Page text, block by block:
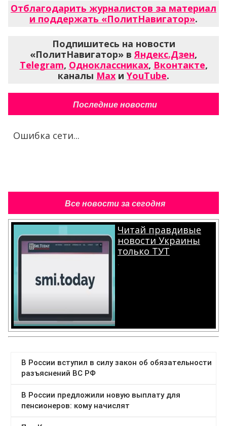
Отблагодарить журналистов за материал
и поддержать «ПолитНавигатор».
Подпишитесь на новости
«ПолитНавигатор» вЯндекс.Дзен,
Telegram, Одноклассниках, Вконтакте,
каналы Max и YouTube.
Последние новости
Ошибка сети...
Все новости за сегодня
Читай правдивые
новости Украины
только ТУТ
.